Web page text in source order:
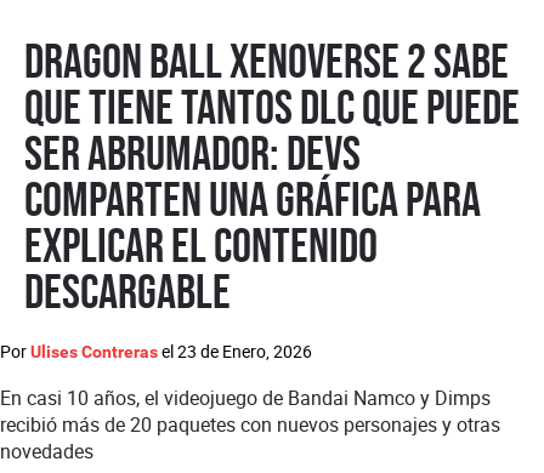
Dragon Ball Xenoverse 2 sabe
que tiene tantos DLC que puede
ser abrumador: devs
comparten una gráfica para
explicar el contenido
descargable
PorUlises Contrerasel23 de Enero, 2026
En casi 10 años, el videojuego de Bandai Namco y Dimps
recibió más de 20 paquetes con nuevos personajes y otras
novedades